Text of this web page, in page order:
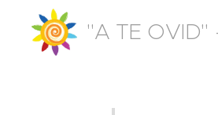
"A TE OVID"